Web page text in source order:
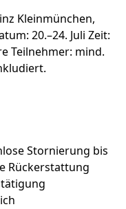
Kleinmünchen,
20.–24. Juli Zeit:
Teilnehmer: mind.
Stornierung bis
Rückerstattung